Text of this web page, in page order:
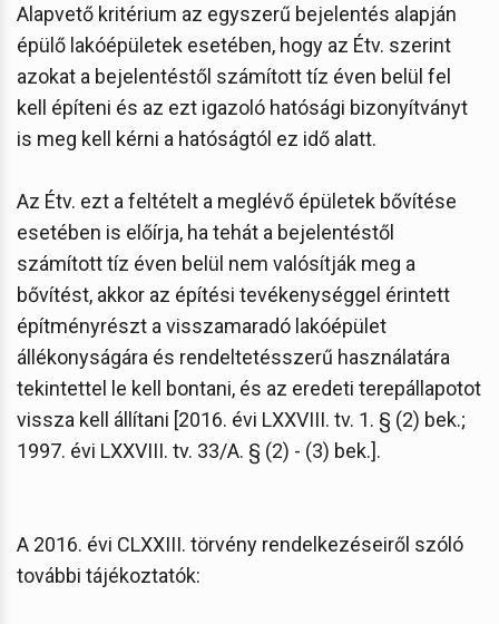
Alapvető kritérium az egyszerű bejelentés alapján
épülő lakóépületek esetében, hogy az Étv. szerint
azokat a bejelentéstől számított tíz éven belül fel
kell építeni és az ezt igazoló hatósági bizonyítványt
is meg kell kérni a hatóságtól ez idő alatt.
Az Étv. ezt a feltételt a meglévő épületek bővítése
esetében is előírja, ha tehát a bejelentéstől
számított tíz éven belül nem valósítják meg a
bővítést, akkor az építési tevékenységgel érintett
építményrészt a visszamaradó lakóépület
állékonyságára és rendeltetésszerű használatára
tekintettel le kell bontani, és az eredeti terepállapotot
vissza kell állítani [2016. évi LXXVIII. tv. 1. § (2) bek.;
1997. évi LXXVIII. tv. 33/A. § (2) - (3) bek.].
A 2016. évi CLXXIII. törvény rendelkezéseiről szóló
további tájékoztatók: